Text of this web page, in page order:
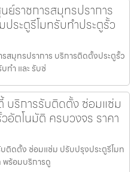
ย์ราชการสมุทรปราการ
ระตูรีโมทรับทำประตูรั้ว
สมุทรปราการ บริการติดตั้งประตูรั้ว
ทำ และ รับซ่
บริการรับติดตั้ง ซ่อมแซ่ม
อัตโนมัติ ครบวงจร ราคา
ติดตั้ง ซ่อมแซ่ม ปรับปรุงประตูรีโมท
พร้อมบริการดู